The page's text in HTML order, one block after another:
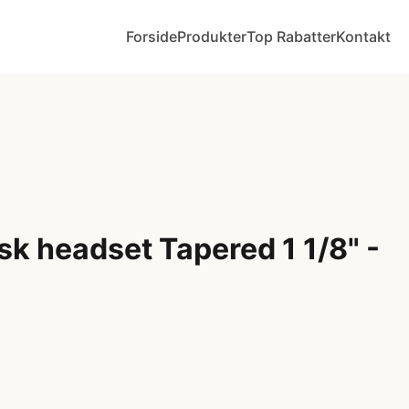
ForsideProdukterTop RabatterKontakt
headset Tapered 1 1/8" -